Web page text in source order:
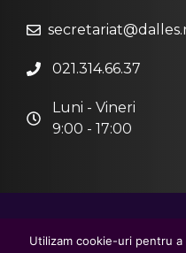
021.314.66.37
Luni - Vineri
9:00 - 17:00
2026 © Centrul
Utilizam cookie-uri pentru